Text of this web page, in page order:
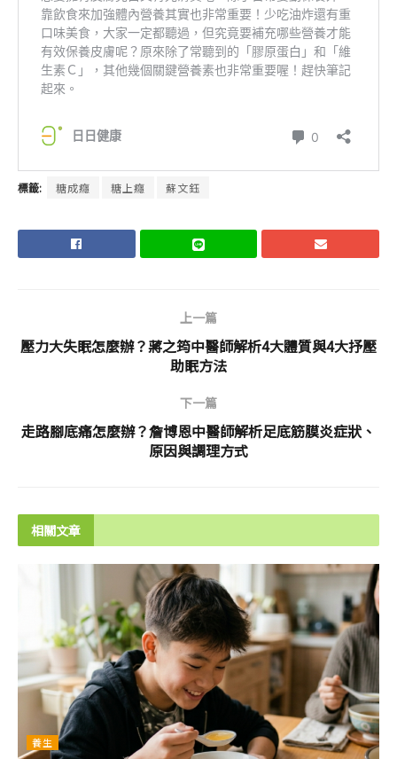
標籤: 糖成癮 糖上癮 蘇文鈺
上一篇
壓力大失眠怎麼辦？蔣之筠中醫師解析4大體質與4大抒壓
助眠方法
下一篇
走路腳底痛怎麼辦？詹博恩中醫師解析足底筋膜炎症狀、
原因與調理方式
相關文章
養生